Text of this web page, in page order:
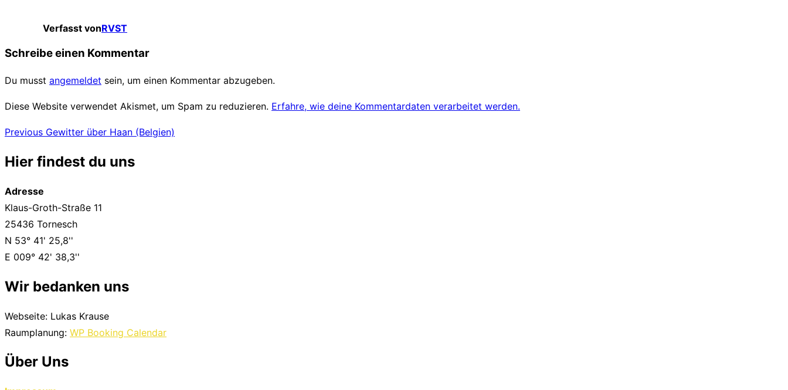
Verfasst vonRVST
Schreibe einen Kommentar
Du musst angemeldet sein, um einen Kommentar abzugeben.
Diese Website verwendet Akismet, um Spam zu reduzieren. Erfahre, wie deine Kommentardaten verarbeitet werden.
Beitragsnavigation
Previous
Previous Gewitter über Haan (Belgien)
Hier findest du uns
Adresse
Klaus-Groth-Straße 11
25436 Tornesch
N 53° 41' 25,8''
E 009° 42' 38,3''
Wir bedanken uns
Webseite: Lukas Krause
Raumplanung: WP Booking Calendar
Über Uns